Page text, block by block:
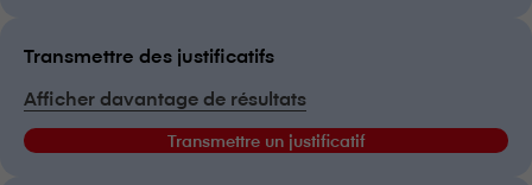
Transmettre des justificatifs
Afficher davantage de résultats
Transmettre un justificatif